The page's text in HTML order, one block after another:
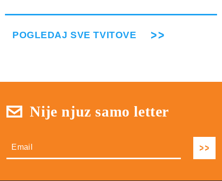
POGLEDAJ SVE TVITOVE
Nije njuz samo letter